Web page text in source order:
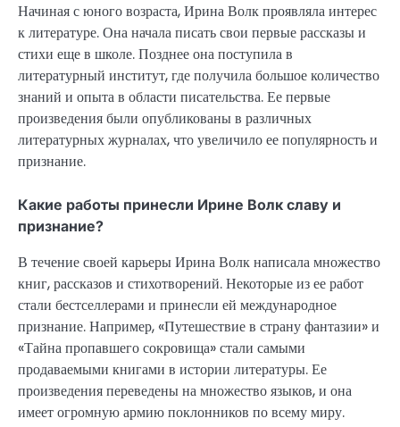
Начиная с юного возраста, Ирина Волк проявляла интерес
к литературе. Она начала писать свои первые рассказы и
стихи еще в школе. Позднее она поступила в
литературный институт, где получила большое количество
знаний и опыта в области писательства. Ее первые
произведения были опубликованы в различных
литературных журналах, что увеличило ее популярность и
признание.
Какие работы принесли Ирине Волк славу и
признание?
В течение своей карьеры Ирина Волк написала множество
книг, рассказов и стихотворений. Некоторые из ее работ
стали бестселлерами и принесли ей международное
признание. Например, «Путешествие в страну фантазии» и
«Тайна пропавшего сокровища» стали самыми
продаваемыми книгами в истории литературы. Ее
произведения переведены на множество языков, и она
имеет огромную армию поклонников по всему миру.